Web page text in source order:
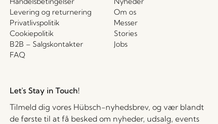
Levering og returnering
Privatlivspolitik
Cookiepolitik
B2B – Salgskontakter
FAQ
Om os
Messer
Stories
Jobs
Let's Stay in Touch!
Tilmeld dig vores Hübsch-nyhedsbrev, og vær blandt
de første til at få besked om nyheder, udsalg, events